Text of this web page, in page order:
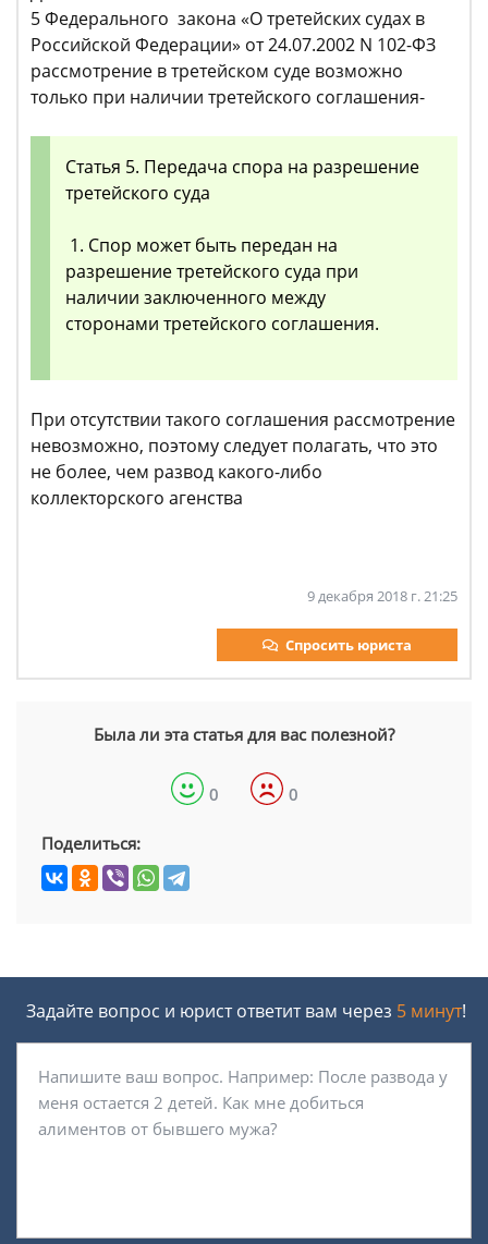
5 Федерального закона «О третейских судах в
Российской Федерации» от 24.07.2002 N 102-ФЗ
рассмотрение в третейском суде возможно
только при наличии третейского соглашения-
Статья 5. Передача спора на разрешение
третейского суда
1. Спор может быть передан на
разрешение третейского суда при
наличии заключенного между
сторонами третейского соглашения.
При отсутствии такого соглашения рассмотрение
невозможно, поэтому следует полагать, что это
не более, чем развод какого-либо
коллекторского агенства
9 декабря 2018 г. 21:25
Спросить юриста
Была ли эта статья для вас полезной?
0 0
Поделиться:
Задайте вопрос и юрист ответит вам через 5 минут!